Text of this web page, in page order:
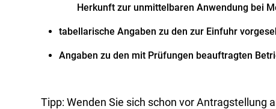
Herkunft zur unmittelbaren Anwendung bei
tabellarische Angaben zu den zur Einfuhr
Angaben zu den mit Prüfungen beauftragten
Tipp: Wenden Sie sich schon vor Antragstellung